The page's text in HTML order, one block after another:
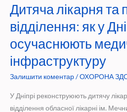
Дитяча лікарня
відділення: як у
осучаснюють
інфраструктуру
Залишити коментар/ОХОРОНА
У Дніпрі реконструюють дитячу
відділення обласної лікарні ім.